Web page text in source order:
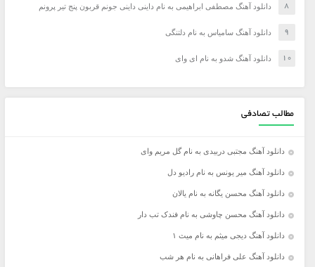
دانلود آهنگ مصطفی ابراهیمی به نام داینی داینی جونم قربون پنج تیر پرونم
دانلود آهنگ سامیاس به نام دلتنگی
دانلود آهنگ شدو به نام ای وای
مطالب تصادفی
دانلود آهنگ مجتبی دربیدی به نام گل مریم وای
دانلود آهنگ میر یونس به نام رادیو دل
دانلود آهنگ محسن یگانه به نام یالان
دانلود آهنگ محسن چاوشی به نام فندک تب دار
دانلود آهنگ دیجی میثم به نام میث ۱
دانلود آهنگ علی فراهانی به نام هر شب